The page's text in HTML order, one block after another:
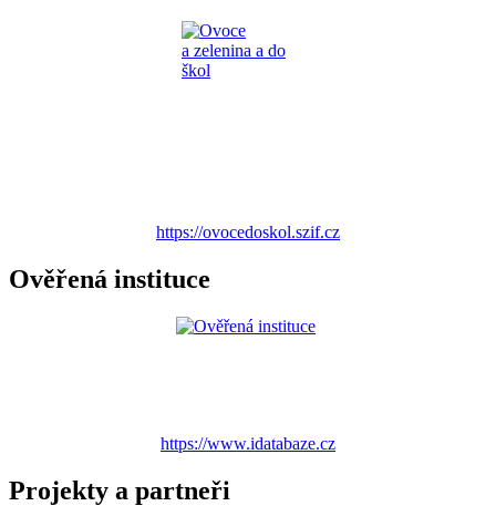
https://ovocedoskol.szif.cz
Ověřená instituce
https://www.idatabaze.cz
Projekty a partneři